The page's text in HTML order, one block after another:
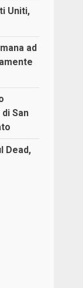
Uniti,
ad
San
Dead,